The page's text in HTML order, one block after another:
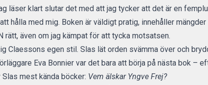
läser klart slutar det med att jag tycker att det är en
hålla med mig. Boken är väldigt pratig, innehåller
rätt, även om jag kämpat för att tycka motsatsen.
Claessons egen stil. Slas lät orden svämma över och
Eva Bonnier var det bara att börja på nästa bok –
mest kända böcker: Vem älskar Yngve Frej?